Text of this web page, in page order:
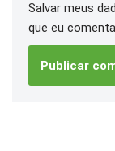
Salvar meus
que eu